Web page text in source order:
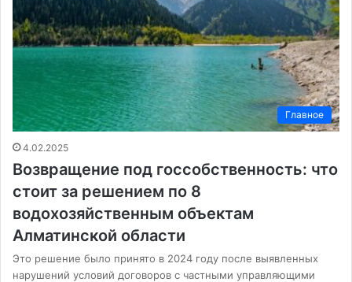
Главное
4.02.2025
Возвращение под госсобственность: что
стоит за решением по 8
водохозяйственным объектам
Алматинской области
Это решение было принято в 2024 году после выявленных
нарушений условий договоров с частными управляющими